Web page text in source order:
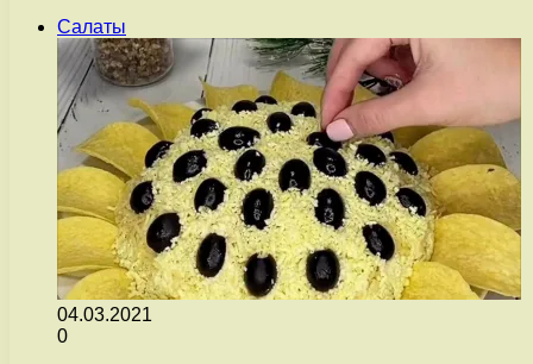
Салаты
04.03.2021
0